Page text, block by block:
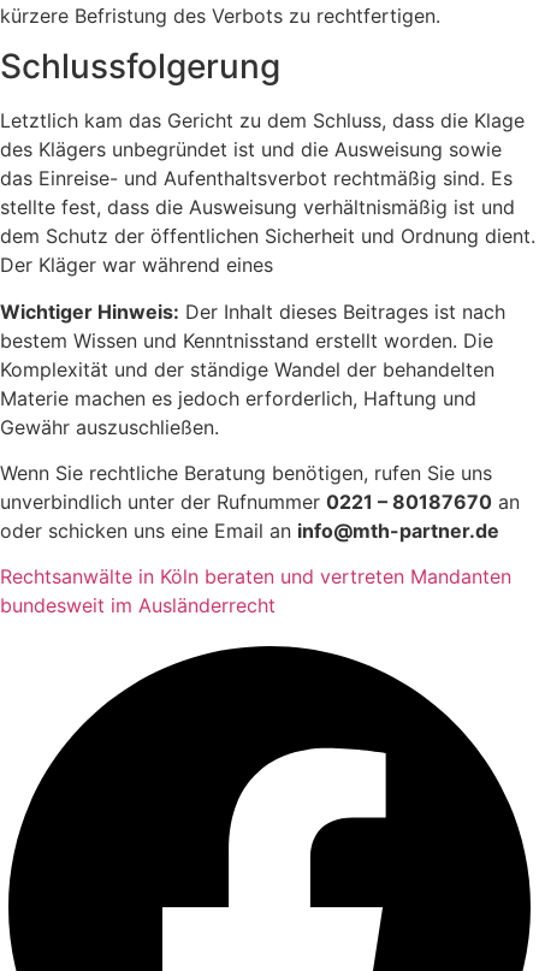
kürzere Befristung des Verbots zu rechtfertigen.
Schlussfolgerung
Letztlich kam das Gericht zu dem Schluss, dass die Klage
des Klägers unbegründet ist und die Ausweisung sowie
das Einreise- und Aufenthaltsverbot rechtmäßig sind. Es
stellte fest, dass die Ausweisung verhältnismäßig ist und
dem Schutz der öffentlichen Sicherheit und Ordnung dient.
Der Kläger war während eines
Wichtiger Hinweis: Der Inhalt dieses Beitrages ist nach
bestem Wissen und Kenntnisstand erstellt worden. Die
Komplexität und der ständige Wandel der behandelten
Materie machen es jedoch erforderlich, Haftung und
Gewähr auszuschließen.
Wenn Sie rechtliche Beratung benötigen, rufen Sie uns
unverbindlich unter der Rufnummer 0221 – 80187670 an
oder schicken uns eine Email an info@mth-partner.de
Rechtsanwälte in Köln beraten und vertreten Mandanten
bundesweit im Ausländerrecht